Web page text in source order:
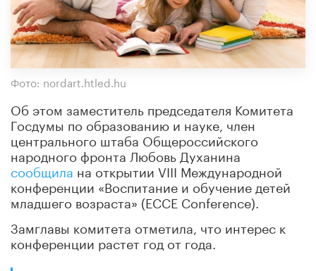
Фото: nordart.htled.hu
Об этом заместитель председателя Комитета
Госдумы по образованию и науке, член
центрального штаба Общероссийского
народного фронта Любовь Духанина
сообщила на открытии VIII Международной
конференции «Воспитание и обучение детей
младшего возраста» (ECCE Conference).
Замглавы комитета отметила, что интерес к
конференции растет год от года.